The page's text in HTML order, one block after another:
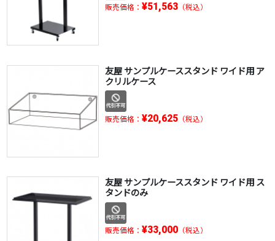
販売価格： ¥51,563（税込）
友屋 サンプルケーススタンド ワイド用 ア
クリルケース
販売価格： ¥20,625（税込）
友屋 サンプルケーススタンド ワイド用 ス
タンドのみ
販売価格： ¥33,000（税込）